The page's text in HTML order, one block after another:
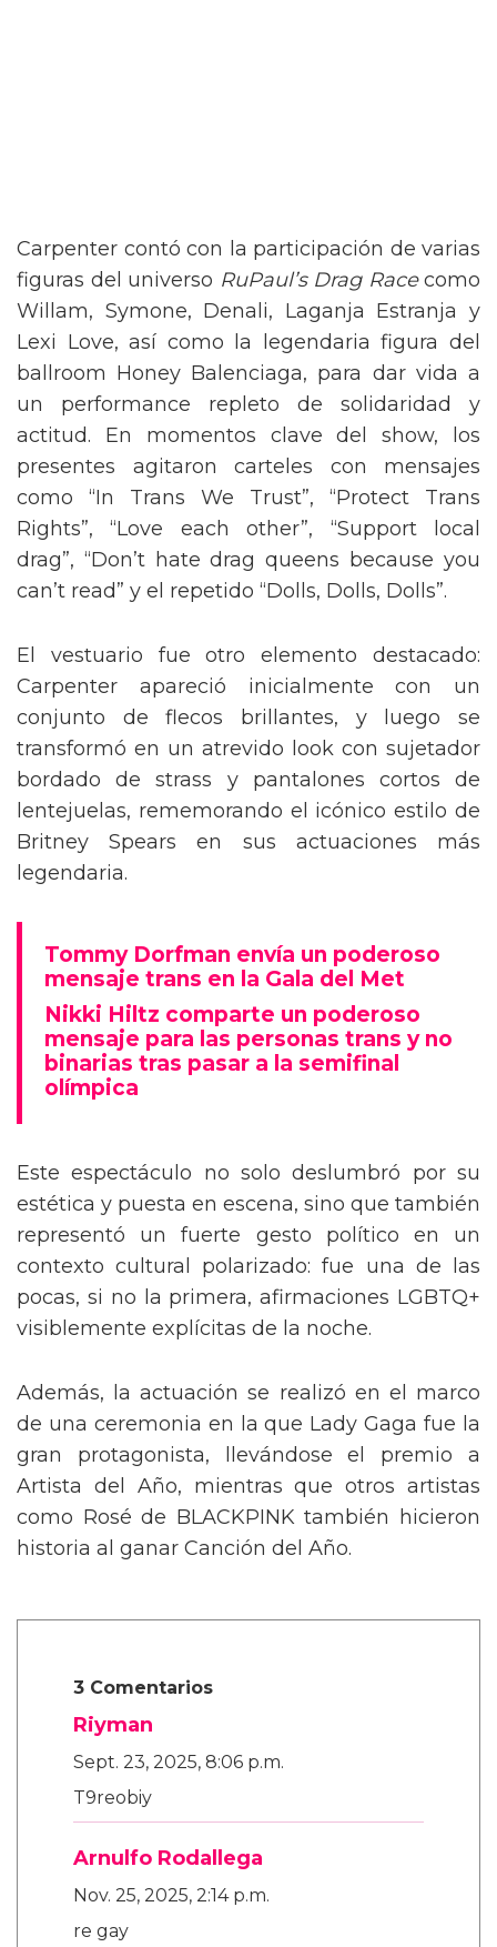
Carpenter contó con la participación de varias
figuras del universo RuPaul’s Drag Racecomo
Willam, Symone, Denali, Laganja Estranja y
Lexi Love, así como la legendaria figura del
ballroom Honey Balenciaga, para dar vida a
un performance repleto de solidaridad y
actitud. En momentos clave del show, los
presentes agitaron carteles con mensajes
como “In Trans We Trust”, “Protect Trans
Rights”, “Love each other”, “Support local
drag”, “Don’t hate drag queens because you
can’t read” y el repetido “Dolls, Dolls, Dolls”.
El vestuario fue otro elemento destacado:
Carpenter apareció inicialmente con un
conjunto de flecos brillantes, y luego se
transformó en un atrevido look con sujetador
bordado de strass y pantalones cortos de
lentejuelas, rememorando el icónico estilo de
Britney Spears en sus actuaciones más
legendaria.
Tommy Dorfman envía un poderoso
mensaje trans en la Gala del Met
Nikki Hiltz comparte un poderoso
mensaje para las personas trans y no
binarias tras pasar a la semifinal
olímpica
Este espectáculo no solo deslumbró por su
estética y puesta en escena, sino que también
representó un fuerte gesto político en un
contexto cultural polarizado: fue una de las
pocas, si no la primera, afirmaciones LGBTQ+
visiblemente explícitas de la noche.
Además, la actuación se realizó en el marco
de una ceremonia en la que Lady Gaga fue la
gran protagonista, llevándose el premio a
Artista del Año, mientras que otros artistas
como Rosé de BLACKPINK también hicieron
historia al ganar Canción del Año.
3 Comentarios
Riyman
Sept. 23, 2025, 8:06 p.m.
T9reobiy
Arnulfo Rodallega
Nov. 25, 2025, 2:14 p.m.
re gay